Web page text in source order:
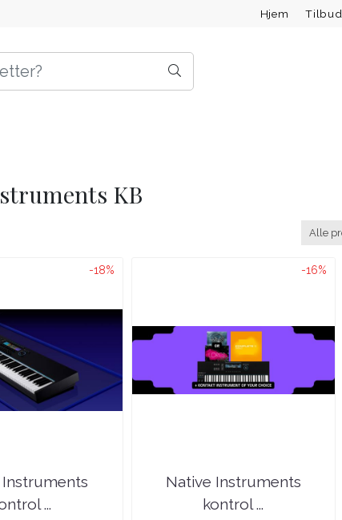
Hjem Tilbud
KB
-18%
...
-16%
Native Instruments
kontrol ...